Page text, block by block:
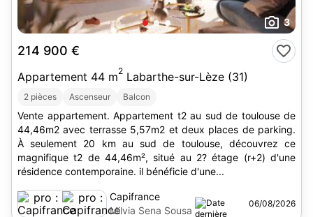
3
214 900 €
Appartement 44 m2 Labarthe-sur-Lèze (31)
2 pièces Ascenseur Balcon
Vente appartement. Appartement t2 au sud de toulouse de
44,46m2 avec terrasse 5,57m2 et deux places de parking.
À seulement 20 km au sud de toulouse, découvrez ce
magnifique t2 de 44,46m², situé au 2? étage (r+2) d'une
résidence contemporaine. il bénéficie d'une...
Capifrance
Milvia Sena Sousa
06/08/2026